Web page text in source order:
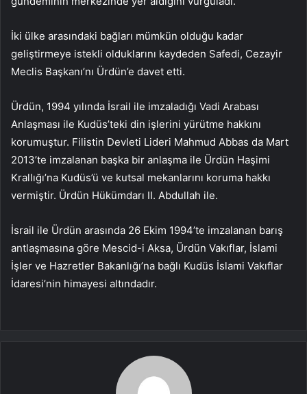
İki ülke arasındaki bağları mümkün olduğu kadar
geliştirmeye istekli olduklarını kaydeden Safedi, Cezayir
Meclis Başkanı’nı Ürdün’e davet etti.
Ürdün, 1994 yılında İsrail ile imzaladığı Vadi Arabası
Anlaşması ile Kudüs’teki din işlerini yürütme hakkını
korumuştur. Filistin Devleti Lideri Mahmud Abbas da Mart
2013’te imzalanan başka bir anlaşma ile Ürdün Haşimi
Krallığı’na Kudüs’ü ve kutsal mekanlarını koruma hakkı
vermiştir. Ürdün Hükümdarı II. Abdullah ile.
İsrail ile Ürdün arasında 26 Ekim 1994’te imzalanan barış
antlaşmasına göre Mescid-i Aksa, Ürdün Vakıflar, İslami
İşler ve Hazretler Bakanlığı’na bağlı Kudüs İslami Vakıflar
İdaresi’nin himayesi altındadır.